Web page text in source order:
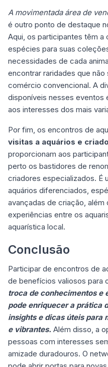
A movimentada área de
é outro ponto de destaque
Aqui, os participantes têm a
espécies para suas
necessidades de cada
encontrar raridades que
comércio convencional. A
disponíveis nesses eventos
aos interesses dos mais
Por fim, os encontros de
visitas a aquários e
proporcionam aos
perto os bastidores de
criadores especializados. É
aquários diferenciados,
avançadas de criação,
experiências entre os
aquarística local.
Conclusão
Participar de encontros de
de benefícios valiosos para
troca de conhecimentos e
pode enriquecer a prática
insights e dicas úteis para
e vibrantes. Além disso, a
pessoas com interesses
amizade duradouros. O